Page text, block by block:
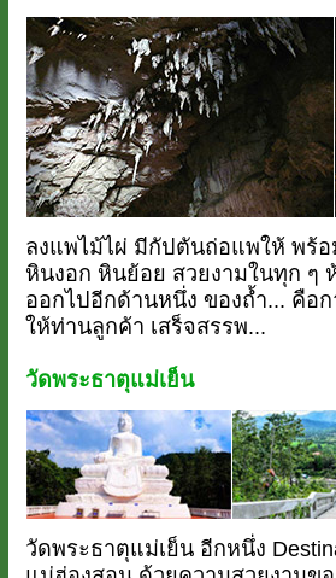
ลงแพไม้ไผ่ มีกัปตันถ่อแพให้ พร้
หินงอก หินย้อย สวยงามในทุก ๆ
ออกไปอีกด้านหนึ่ง ของถ้ำ... คือ
ให้ท่านลูกค้า เสร็จสรรพ...
วัดพระธาตุแม่เย็น
วัดพระธาตุแม่เย็น อีกหนึ่ง